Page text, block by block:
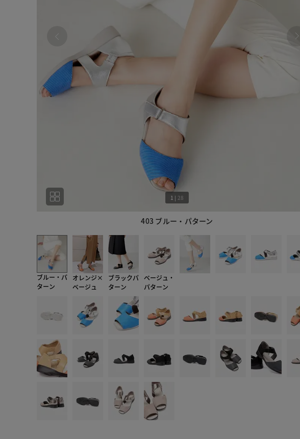
403 ブルー・パターン
1 | 28
ブルー・パ
ターン
オレンジ×
ベージュ
ブラックパ
ターン
ベージュ・
パターン